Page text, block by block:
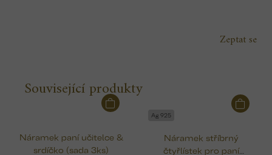
Zeptat se
Související produkty
Náramek paní učitelce &
srdíčko (sada 3ks)
Ag 925
Náramek stříbrný
čtyřlístek pro paní